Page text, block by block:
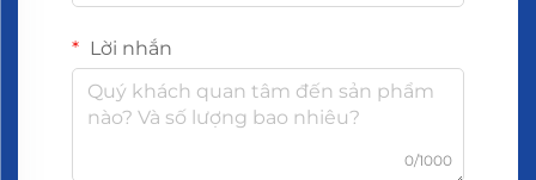
Lời nhắn
0/1000